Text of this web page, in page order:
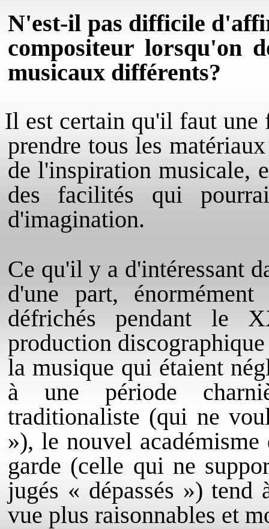
N'est-il pas difficile
compositeur lorsqu'on
musicaux différents?
Il est certain qu'il faut une
prendre tous les
de l'inspiration musicale,
des facilités qui
d'imagination.
Ce qu'il y a d'intéressant
d'une part,
défrichés pendant le
production
la musique qui étaient
à une période
traditionaliste (qui ne
»), le nouvel
garde (celle qui ne
jugés « dépassés »)
vue plus raisonnables et